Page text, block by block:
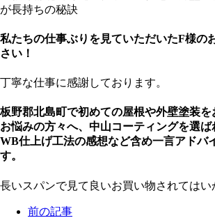
私たちの仕事ぶりを見ていただいたF様の
さい！
丁寧な仕事に感謝しております。
板野郡北島町で初めての屋根や外壁塗装
お悩みの方々へ、中山コーティングを選
WB仕上げ工法の感想など含め一言アドバ
す。
長いスパンで見て良いお買い物されてはい
前の記事